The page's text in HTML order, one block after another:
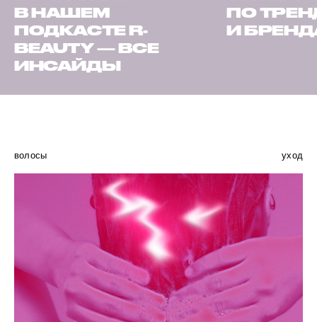
В НАШЕМ
ПОДКАСТЕ R-
BEAUTY — ВСЕ
ИНСАЙДЫ
ПО
И
волосы уход